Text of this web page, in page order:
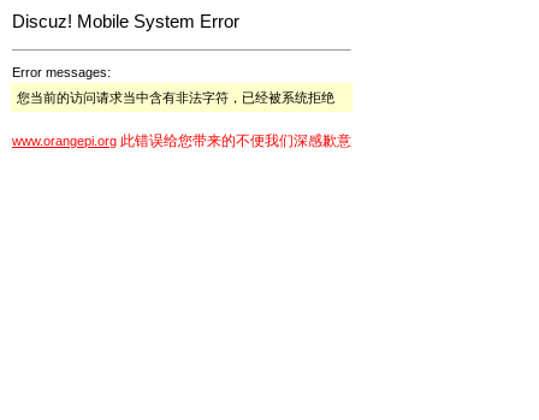
Discuz! Mobile System Error
Error messages:
您当前的访问请求当中含有非法字符，已经被系统拒绝
www.orangepi.org 此错误给您带来的不便我们深感歉意